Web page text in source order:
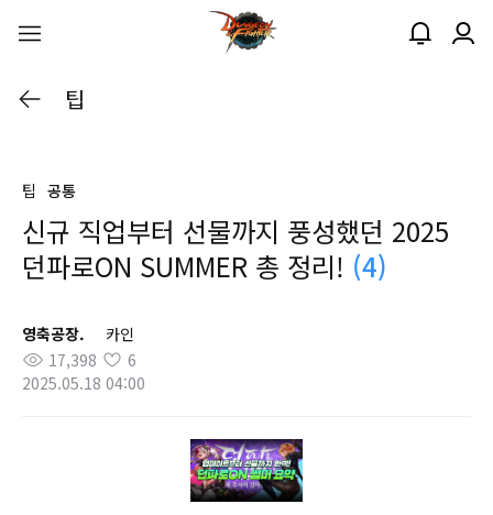
팁
팁 공통
신규 직업부터 선물까지 풍성했던 2025
던파로ON SUMMER 총 정리! (4)
영축공장.
카인
17,398
6
2025.05.18 04:00